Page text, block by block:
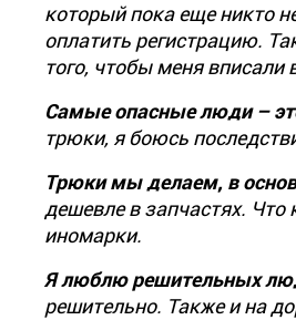
который пока еще никто
оплатить регистрацию.
того, чтобы меня вписали
Самые опасные люди –
трюки, я боюсь
Трюки мы делаем, в
дешевле в запчастях.
иномарки.
Я люблю решительных
решительно. Также и на